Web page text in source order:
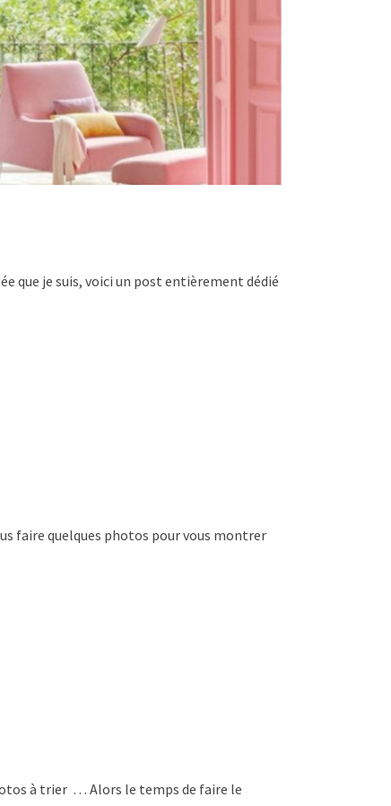
que je suis, voici un post entièrement dédié
faire quelques photos pour vous montrer
à trier … Alors le temps de faire le